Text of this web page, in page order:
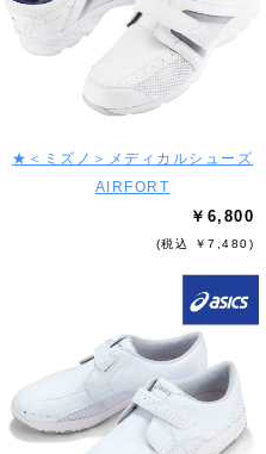
★＜ミズノ＞メディカルシューズ
AIRFORT
￥6,800
(税込 ￥7,480)